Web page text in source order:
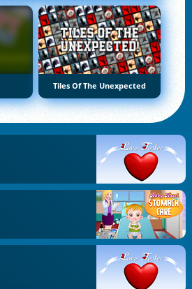
Tiles Of The Unexpected